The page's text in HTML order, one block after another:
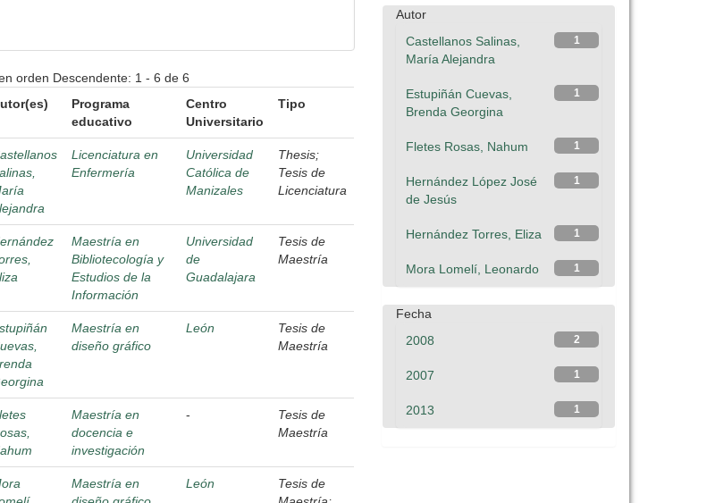
orden Descendente: 1 - 6 de 6
Programa
educativo
Centro
Universitario
Tipo
Licenciatura en
Enfermería
Universidad
Católica de
Manizales
Thesis;
Tesis de
Licenciatura
Maestría en
Bibliotecología y
Estudios de la
Información
Universidad
de
Guadalajara
Tesis de
Maestría
Maestría en
diseño gráfico
León
Tesis de
Maestría
Maestría en
docencia e
investigación
-
Tesis de
Maestría
Maestría en
León
Tesis de
Autor
1
Castellanos Salinas,
María Alejandra
1
Estupiñán Cuevas,
Brenda Georgina
1
Fletes Rosas, Nahum
1
Hernández López José
de Jesús
1
Hernández Torres, Eliza
1
Mora Lomelí, Leonardo
Fecha
2
2008
1
2007
1
2013